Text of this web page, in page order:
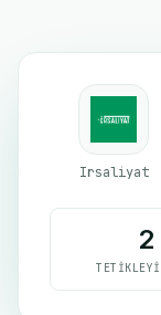
Irsaliyat
2